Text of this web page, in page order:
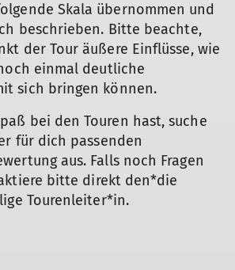
Skala übernommen und
beschrieben. Bitte beachte,
der Tour äußere Einflüsse, wie
einmal deutliche
sich bringen können.
bei den Touren hast, suche
für dich passenden
aus. Falls noch Fragen
bitte direkt den*die
Tourenleiter*in.